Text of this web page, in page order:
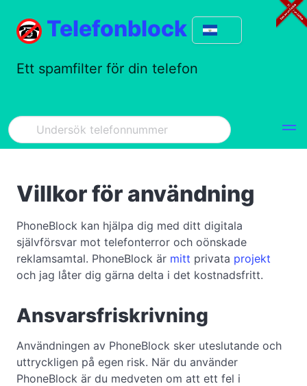
Telefonblock
Ett spamfilter för din telefon
Villkor för användning
PhoneBlock kan hjälpa dig med ditt digitala
självförsvar mot telefonterror och oönskade
reklamsamtal. PhoneBlock är mitt privata projekt
och jag låter dig gärna delta i det kostnadsfritt.
Ansvarsfriskrivning
Användningen av PhoneBlock sker uteslutande och
uttryckligen på egen risk. När du använder
PhoneBlock är du medveten om att ett fel i